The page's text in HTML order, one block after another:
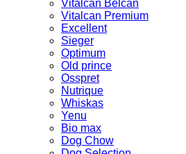
Vitalcan Belcan
Vitalcan Premium
Excellent
Sieger
Optimum
Old prince
Osspret
Nutrique
Whiskas
Yenu
Bio max
Dog Chow